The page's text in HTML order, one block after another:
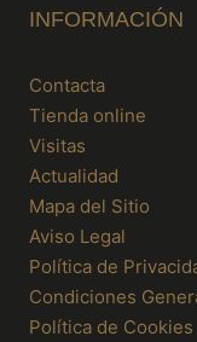
INFORMACIÓN
Contacta
Tienda online
Visitas
Actualidad
Mapa del Sitio
Aviso Legal
Política de
Condiciones
Política de Cookies